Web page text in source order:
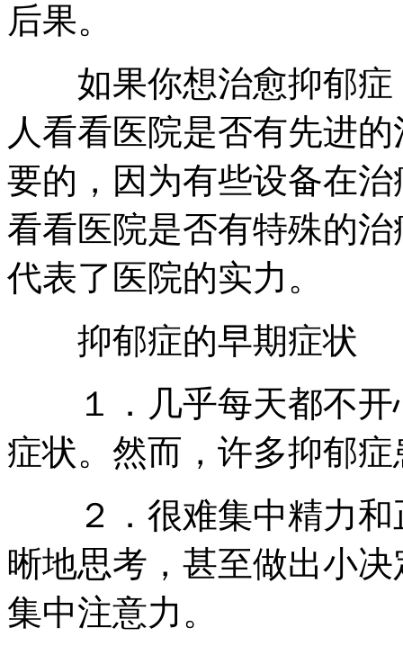
后果。
如果你想治愈抑郁症
人看看医院是否有先进
要的，因为有些设备在
看看医院是否有特殊的
代表了医院的实力。
抑郁症的早期症状
１．几乎每天都不开
症状。然而，许多抑郁
２．很难集中精力和
晰地思考，甚至做出小
集中注意力。